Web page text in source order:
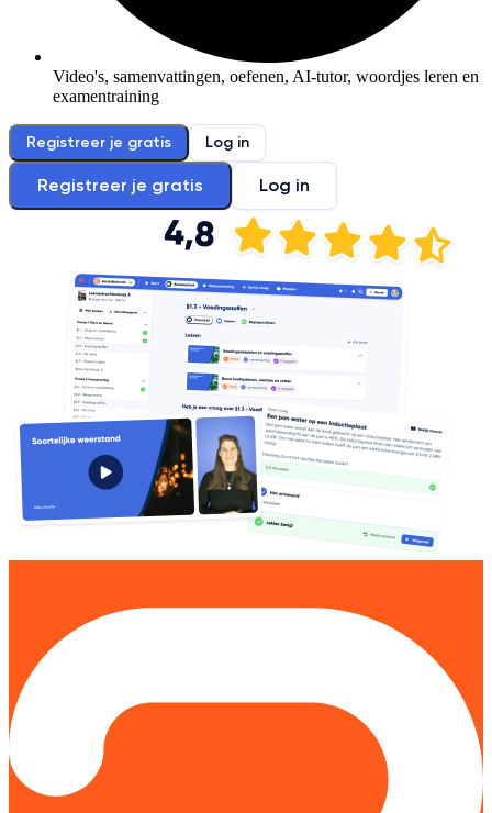
Video's, samenvattingen, oefenen, AI-tutor, woordjes leren en
examentraining
Registreer je gratis Log in
Registreer je gratis Log in